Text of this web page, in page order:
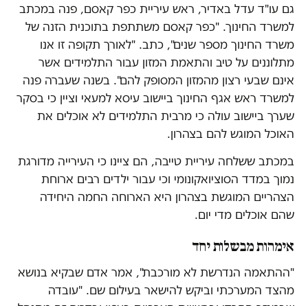
גם עו"ד עדל באדיר, ראש עיריית כפר קאסם, פנה במכתב
למשרד החינוך. "כפר קאסם משתתפת בתוכנית הזנה של
משרד החינוך מספר שנים", כתב. "לאורך תקופה זו אנו
מתלוננים על טיב והתאמת המזון עבור התלמידים אשר
אינם שבעי רצון מהמזון המסופק להם". בשנה שעברה פנה
למשרד ראש אגף החינוך ביישוב עיסא למעאי וציין כי בסקר
שערך ביישוב עולה כי מרבית התלמידים לא אוכלים את
האוכל המוגש להם בצהרון.
במכתב ששלחה עיריית טייבה, הם ציינו כי העירייה מדורגת
נמוך במדד הסוציואקונומי וכי עבור ילדים רבים ארוחת
הצהריים המוגשת בצהרון היא הארוחה החמה היחידה
שהם אוכלים מדי יום.
אימהות מבשלות יחד
"ההתאמה הנדרשת לא מורכבת", אמר אדם שבקיא בנושא
מהצד המערכתי וביקש להישאר בעילום שם. "עובדה